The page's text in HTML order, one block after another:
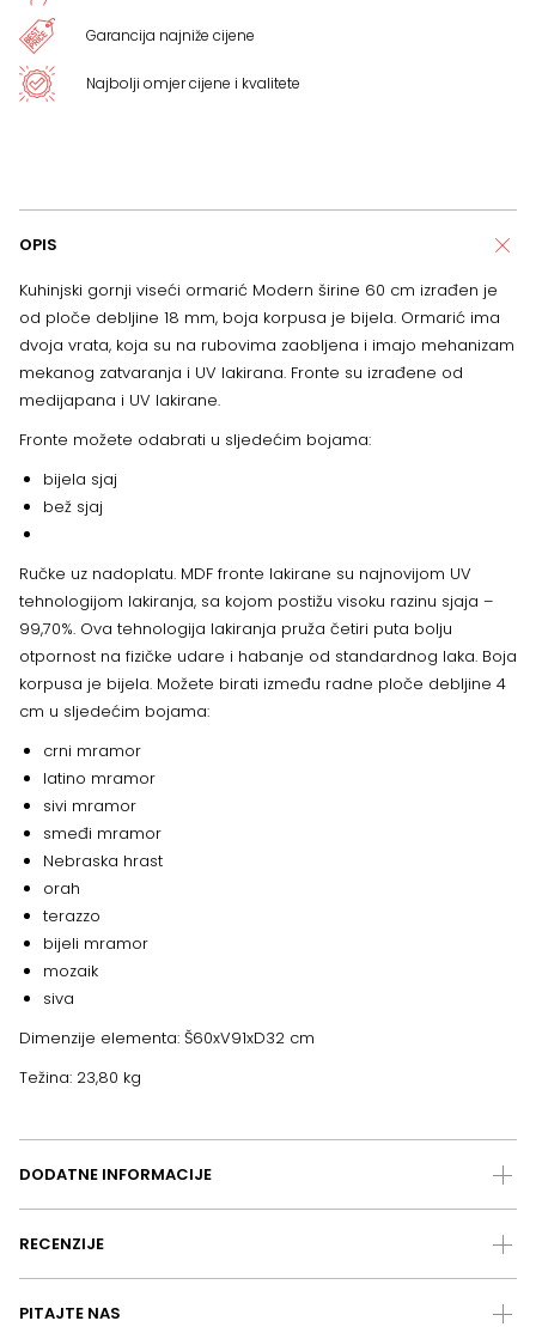
količina Garancija najniže cijene
Najbolji omjer cijene i kvalitete
OPIS
Kuhinjski gornji viseći ormarić Modern širine 60 cm izrađen je
od ploče debljine 18 mm, boja korpusa je bijela. Ormarić ima
dvoja vrata, koja su na rubovima zaobljena i imajo mehanizam
mekanog zatvaranja i UV lakirana. Fronte su izrađene od
medijapana i UV lakirane.
Fronte možete odabrati u sljedećim bojama:
bijela sjaj
bež sjaj
Ručke uz nadoplatu. MDF fronte lakirane su najnovijom UV
tehnologijom lakiranja, sa kojom postižu visoku razinu sjaja –
99,70%. Ova tehnologija lakiranja pruža četiri puta bolju
otpornost na fizičke udare i habanje od standardnog laka. Boja
korpusa je bijela. Možete birati između radne ploče debljine 4
cm u sljedećim bojama:
crni mramor
latino mramor
sivi mramor
smeđi mramor
Nebraska hrast
orah
terazzo
bijeli mramor
mozaik
siva
Dimenzije elementa: Š60xV91xD32 cm
Težina: 23,80 kg
DODATNE INFORMACIJE
RECENZIJE
PITAJTE NAS